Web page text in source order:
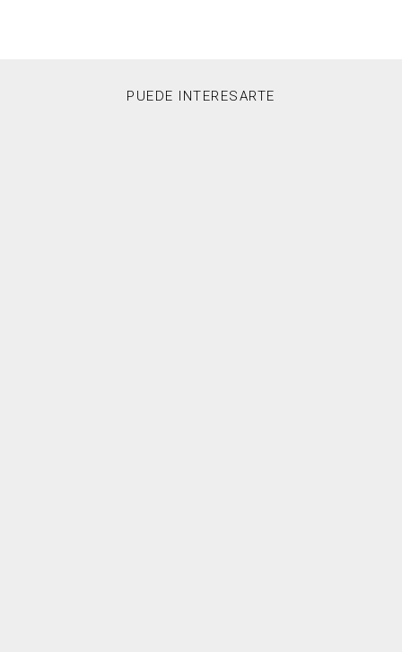
PUEDE INTERESARTE